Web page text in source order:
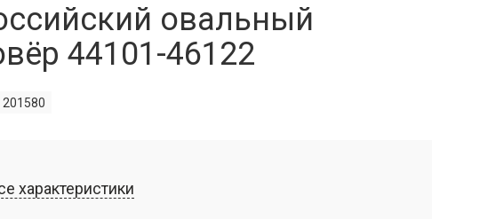
овальный
44101-46122
201580
характеристики